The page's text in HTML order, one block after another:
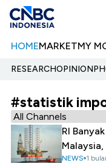
HOMEMARKETMY
RESEARCHOPINION
#statistik
RI
NEWS 1